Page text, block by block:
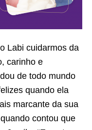
Labi cuidarmos da
carinho e
de todo mundo
quando ela
marcante da sua
contou que